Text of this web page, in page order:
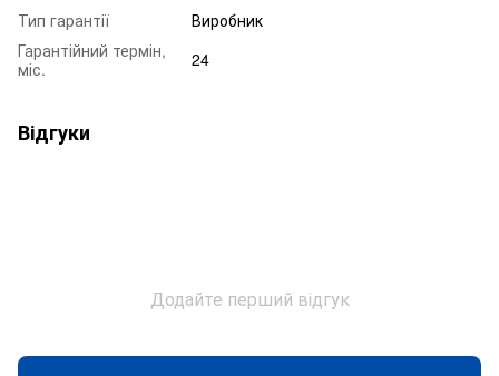
Тип гарантії
Виробник
Гарантійний термін,
міс.
24
Відгуки
Додайте перший відгук